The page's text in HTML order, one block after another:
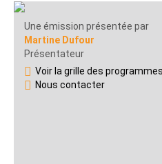
Une émission présentée par
Martine Dufour
Présentateur
Voir la grille des programmes
Nous contacter